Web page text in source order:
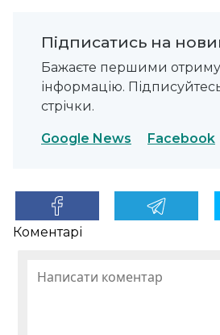
Підписатись на
Бажаєте першими
інформацію.
стрічки.
Google News Facebook
Коментарі